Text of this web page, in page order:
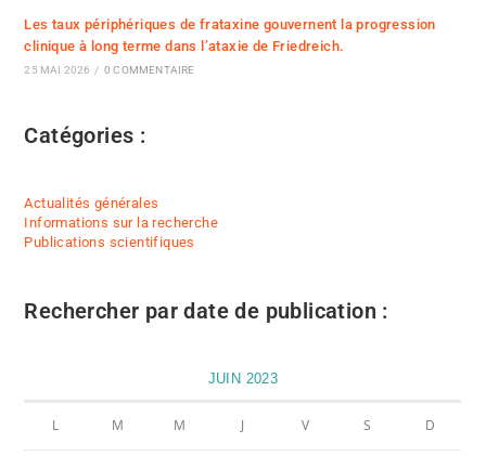
Les taux périphériques de frataxine gouvernent la progression
clinique à long terme dans l’ataxie de Friedreich.
25 MAI 2026 / 0 COMMENTAIRE
Catégories :
Actualités générales
Informations sur la recherche
Publications scientifiques
Rechercher par date de publication :
JUIN 2023
L M M J V S D